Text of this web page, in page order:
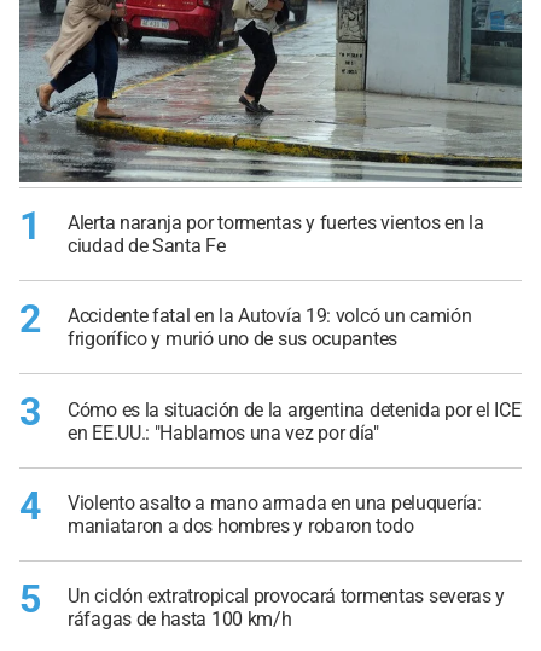
1
Alerta naranja por tormentas y fuertes vientos en la
ciudad de Santa Fe
2
Accidente fatal en la Autovía 19: volcó un camión
frigorífico y murió uno de sus ocupantes
3
Cómo es la situación de la argentina detenida por el ICE
en EE.UU.: "Hablamos una vez por día"
4
Violento asalto a mano armada en una peluquería:
maniataron a dos hombres y robaron todo
5
Un ciclón extratropical provocará tormentas severas y
ráfagas de hasta 100 km/h